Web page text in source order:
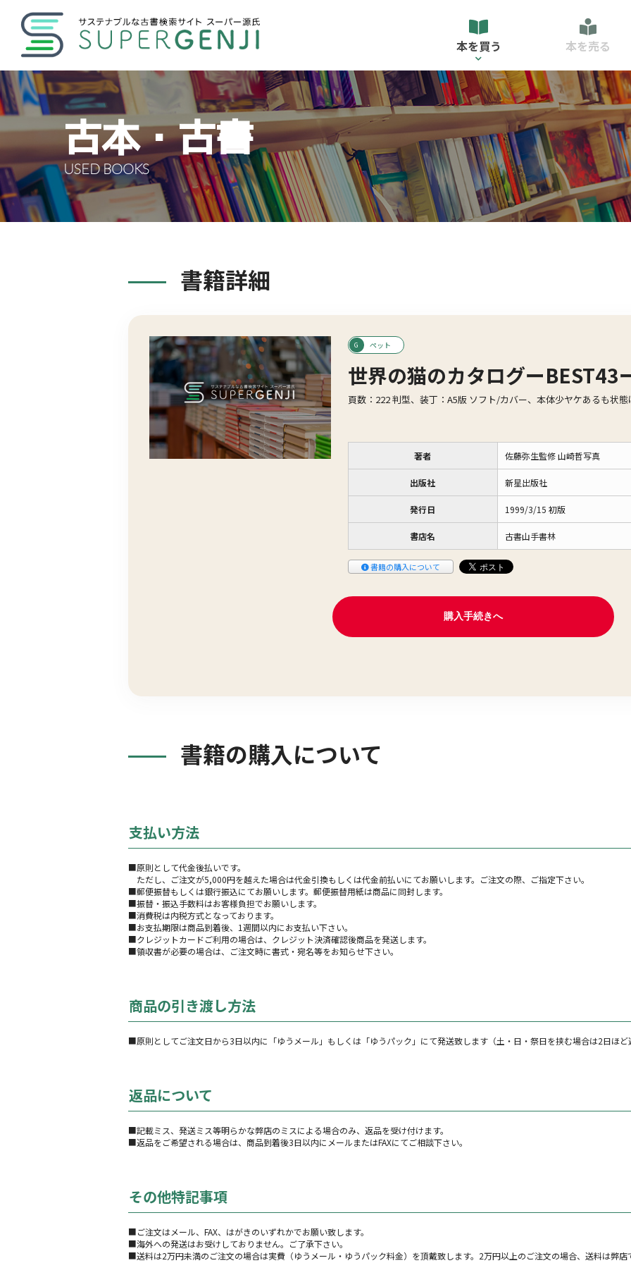
本を買う 本を売る
古本・古書
USED BOOKS
書籍詳細
ペット
世界の猫のカタログーBEST43
頁数：222 判型、装丁：A5版 ソフト/カバー、本体少ヤケあるも状態
著者 佐藤弥生監修 山崎哲写真
出版社 新星出版社
発行日 1999/3/15 初版
書店名 古書山手書林
書籍の購入について
書籍の購入について
支払い方法
■原則として代金後払いです。
ただし、ご注文が5,000円を越えた場合は代金引換もしくは代金前払いにてお願いします。ご注文の際、ご指定下さい。
■郵便振替もしくは銀行振込にてお願いします。郵便振替用紙は商品に同封します。
■振替・振込手数料はお客様負担でお願いします。
■消費税は内税方式となっております。
■お支払期限は商品到着後、1週間以内にお支払い下さい。
■クレジットカードご利用の場合は、クレジット決済確認後商品を発送します。
■領収書が必要の場合は、ご注文時に書式・宛名等をお知らせ下さい。
商品の引き渡し方法
■原則としてご注文日から3日以内に「ゆうメール」もしくは「ゆうパック」にて発送致します（土・日・祭日を挟む場合は2日ほど
返品について
■記載ミス、発送ミス等明らかな弊店のミスによる場合のみ、返品を受け付けます。
■返品をご希望される場合は、商品到着後3日以内にメールまたはFAXにてご相談下さい。
その他特記事項
■ご注文はメール、FAX、はがきのいずれかでお願い致します。
■海外への発送はお受けしておりません。ご了承下さい。
■送料は2万円未満のご注文の場合は実費（ゆうメール・ゆうパック料金）を頂戴致します。2万円以上のご注文の場合、送料は弊店